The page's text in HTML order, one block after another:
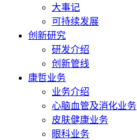
大事记
可持续发展
创新研究
研发介绍
创新管线
康哲业务
业务介绍
心脑血管及消化业务
皮肤健康业务
眼科业务